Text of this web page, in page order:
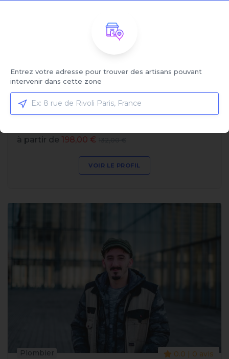
Entrez votre adresse pour trouver des artisans pouvant
intervenir dans cette zone
Plombier
à partir de 198,00 €
VOIR LE PROFIL
Plombier 0.0 | 0 avis